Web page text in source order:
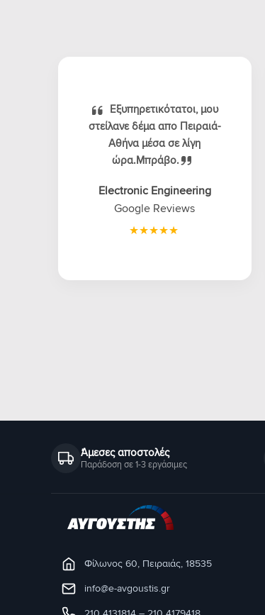
Άμεσες αποστολές
Παράδοση σε 1-3 εργάσιμες
Εξυπηρετικότατοι, μου
στείλανε δέμα απο Πειραιά-
Αθήνα μέσα σε λίγη
ώρα.Μπράβο.
Electronic Engineering
Google Reviews
Φίλωνος 60, Πειραιάς, 18535
info@e-avgoustis.gr